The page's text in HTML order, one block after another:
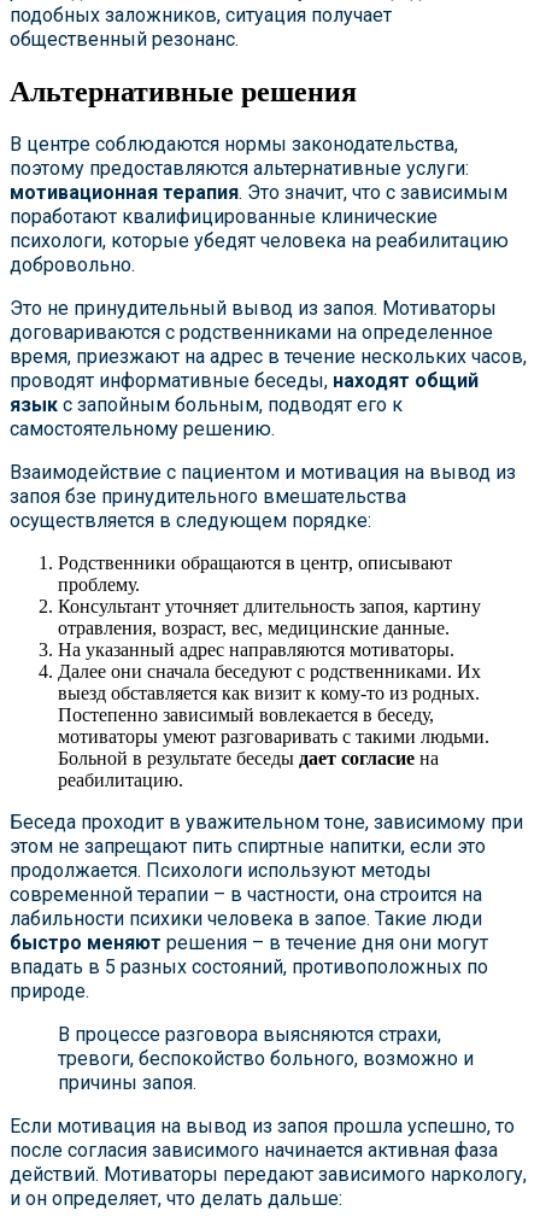
подобных заложников, ситуация получает
общественный резонанс.
Альтернативные решения
В центре соблюдаются нормы законодательства,
поэтому предоставляются альтернативные услуги:
мотивационная терапия. Это значит, что с зависимым
поработают квалифицированные клинические
психологи, которые убедят человека на реабилитацию
добровольно.
Это не принудительный вывод из запоя. Мотиваторы
договариваются с родственниками на определенное
время, приезжают на адрес в течение нескольких часов,
проводят информативные беседы, находят общий
язык с запойным больным, подводят его к
самостоятельному решению.
Взаимодействие с пациентом и мотивация на вывод из
запоя бзе принудительного вмешательства
осуществляется в следующем порядке:
Родственники обращаются в центр, описывают
проблему.
Консультант уточняет длительность запоя, картину
отравления, возраст, вес, медицинские данные.
На указанный адрес направляются мотиваторы.
Далее они сначала беседуют с родственниками. Их
выезд обставляется как визит к кому-то из родных.
Постепенно зависимый вовлекается в беседу,
мотиваторы умеют разговаривать с такими людьми.
Больной в результате беседы дает согласие на
реабилитацию.
Беседа проходит в уважительном тоне, зависимому при
этом не запрещают пить спиртные напитки, если это
продолжается. Психологи используют методы
современной терапии – в частности, она строится на
лабильности психики человека в запое. Такие люди
быстро меняют решения – в течение дня они могут
впадать в 5 разных состояний, противоположных по
природе.
В процессе разговора выясняются страхи,
тревоги, беспокойство больного, возможно и
причины запоя.
Если мотивация на вывод из запоя прошла успешно, то
после согласия зависимого начинается активная фаза
действий. Мотиваторы передают зависимого наркологу,
и он определяет, что делать дальше: